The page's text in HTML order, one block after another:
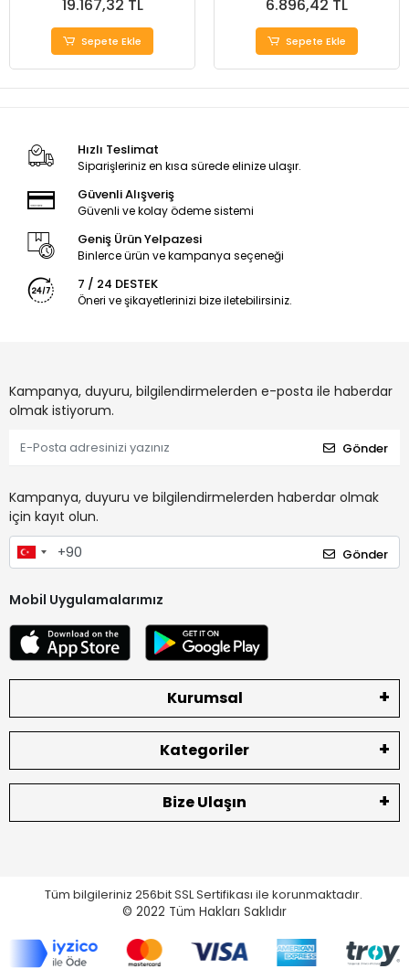
19.167,32 TL
Sepete Ekle
6.896,42 TL
Sepete Ekle
Hızlı Teslimat
Siparişleriniz en kısa sürede elinize ulaşır.
Güvenli Alışveriş
Güvenli ve kolay ödeme sistemi
Geniş Ürün Yelpazesi
Binlerce ürün ve kampanya seçeneği
7 / 24 DESTEK
Öneri ve şikayetlerinizi bize iletebilirsiniz.
Kampanya, duyuru, bilgilendirmelerden e-posta ile haberdar
olmak istiyorum.
Gönder
Kampanya, duyuru ve bilgilendirmelerden haberdar olmak
için kayıt olun.
Gönder
Mobil Uygulamalarımız
Kurumsal
Kategoriler
Bize Ulaşın
Tüm bilgileriniz 256bit SSL Sertifikası ile korunmaktadır.
© 2022 Tüm Hakları Saklıdır